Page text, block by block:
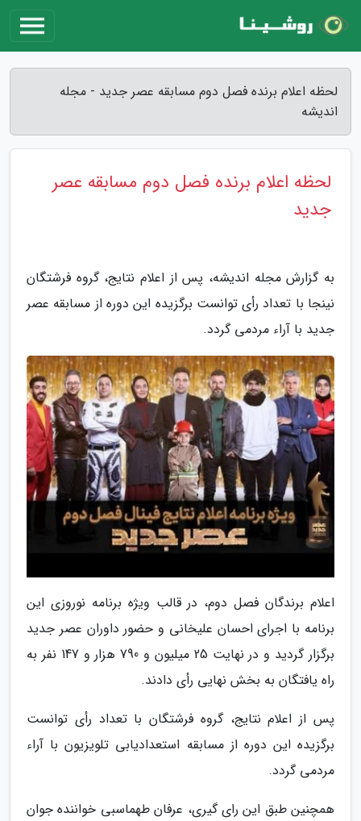
لحظه اعلام برنده فصل دوم مسابقه عصر جدید - مجله
اندیشه
لحظه اعلام برنده فصل دوم مسابقه عصر
جدید
به گزارش مجله اندیشه، پس از اعلام نتایج، گروه فرشتگان
نینجا با تعداد رأی توانست برگزیده این دوره از مسابقه عصر
جدید با آراء مردمی گردد.
اعلام برندگان فصل دوم، در قالب ویژه برنامه نوروزی این
برنامه با اجرای احسان علیخانی و حضور داوران عصر جدید
برگزار گردید و در نهایت 25 میلیون و 790 هزار و 147 نفر به
راه یافتگان به بخش نهایی رأی دادند.
پس از اعلام نتایج، گروه فرشتگان با تعداد رأی توانست
برگزیده این دوره از مسابقه استعدادیابی تلویزیون با آراء
مردمی گردد.
همچنین طبق این رای گیری، عرفان طهماسبی خواننده جوان